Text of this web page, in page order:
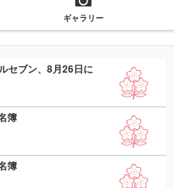
ギャラリー
セブン、8月26日に
簿
簿